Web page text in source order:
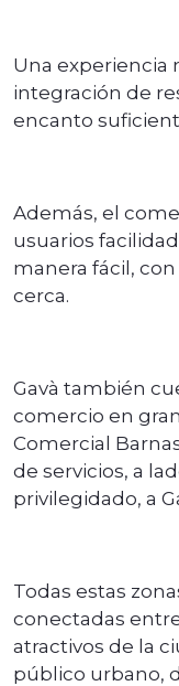
Una experiencia
integración de
encanto
Además, el
usuarios
manera fácil,
cerca.
Gavà también
comercio en
Comercial
de servicios, a
privilegidado, a
Todas estas
conectadas
atractivos de la
público urbano,